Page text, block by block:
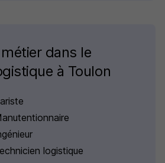
dans le
à Toulon
logistique